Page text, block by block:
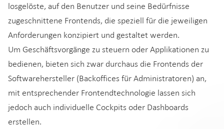
losgelöste, auf den Benutzer und seine Bedürfnisse
zugeschnittene Frontends, die speziell für die jeweiligen
Anforderungen konzipiert und gestaltet werden.
Um Geschäftsvorgänge zu steuern oder Applikationen zu
bedienen, bieten sich zwar durchaus die Frontends der
Softwarehersteller (Backoffices für Administratoren) an,
mit entsprechender Frontendtechnologie lassen sich
jedoch auch individuelle Cockpits oder Dashboards
erstellen.